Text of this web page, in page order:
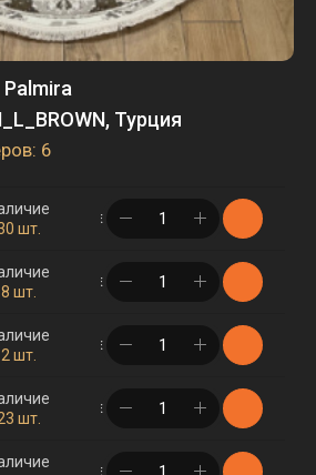
Турция
6
шт.
в корзине
8 шт.
в корзине
2 шт.
в корзине
шт.
в корзине
в корзине